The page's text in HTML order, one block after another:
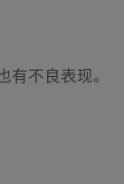
不良表现。